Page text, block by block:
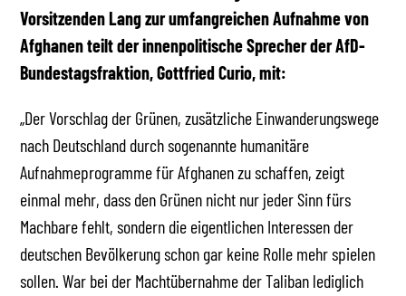
Vorsitzenden Lang zur umfangreichen Aufnahme von
Afghanen teilt der innenpolitische Sprecher der AfD-
Bundestagsfraktion, Gottfried Curio, mit:
„Der Vorschlag der Grünen, zusätzliche Einwanderungswege
nach Deutschland durch sogenannte humanitäre
Aufnahmeprogramme für Afghanen zu schaffen, zeigt
einmal mehr, dass den Grünen nicht nur jeder Sinn fürs
Machbare fehlt, sondern die eigentlichen Interessen der
deutschen Bevölkerung schon gar keine Rolle mehr spielen
sollen. War bei der Machtübernahme der Taliban lediglich